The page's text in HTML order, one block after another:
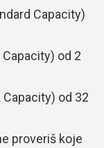
Capacity)
od 2
Capacity) od 32
proveriš koje